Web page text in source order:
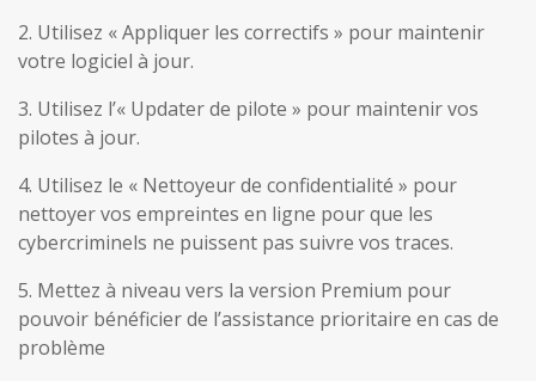
2. Utilisez « Appliquer les correctifs » pour maintenir
votre logiciel à jour.
3. Utilisez l’« Updater de pilote » pour maintenir vos
pilotes à jour.
4. Utilisez le « Nettoyeur de confidentialité » pour
nettoyer vos empreintes en ligne pour que les
cybercriminels ne puissent pas suivre vos traces.
5. Mettez à niveau vers la version Premium pour
pouvoir bénéficier de l’assistance prioritaire en cas de
problème